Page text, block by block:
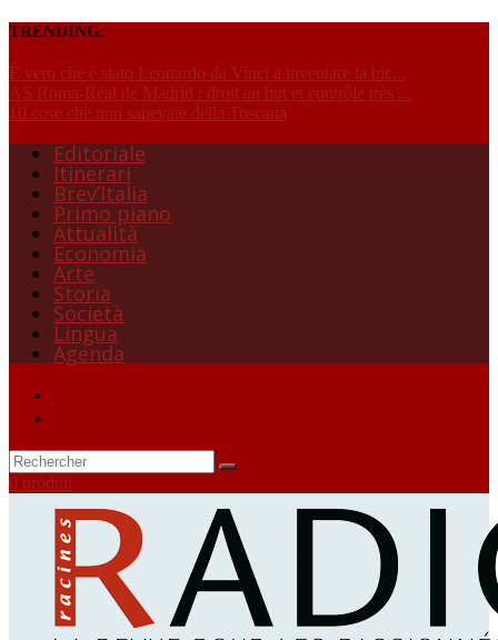
TRENDING:
È vero che è stato Leonardo da Vinci a inventare la bic...
AS Roma-Réal de Madrid : droit au but et contrôle très ...
10 cose che non sapevate della Toscana
Editoriale
Itinerari
Brev’Italia
Primo piano
Attualità
Economia
Arte
Storia
Società
Lingua
Agenda
0 produit